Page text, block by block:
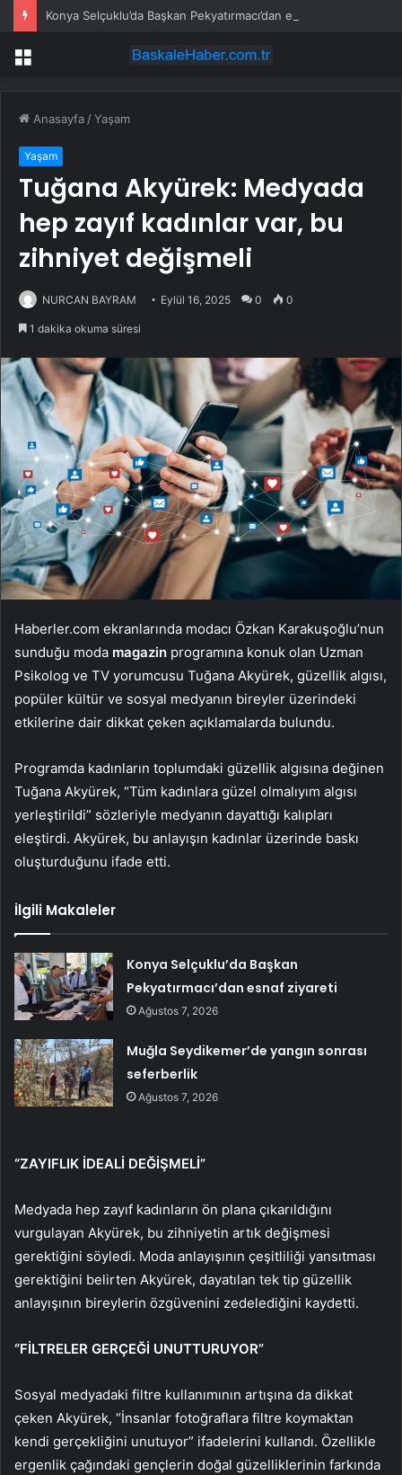
Konya Selçuklu’da Başkan Pekyatırmacı’dan esnaf ziyareti
Menü
Anasayfa /Yaşam
Yaşam
Tuğana Akyürek: Medyada
hep zayıf kadınlar var, bu
zihniyet değişmeli
NURCAN BAYRAM Eylül 16, 2025 0 0
1 dakika okuma süresi
Haberler.com ekranlarında modacı Özkan Karakuşoğlu’nun
sunduğu moda magazin programına konuk olan Uzman
Psikolog ve TV yorumcusu Tuğana Akyürek, güzellik algısı,
popüler kültür ve sosyal medyanın bireyler üzerindeki
etkilerine dair dikkat çeken açıklamalarda bulundu.
Programda kadınların toplumdaki güzellik algısına değinen
Tuğana Akyürek, “Tüm kadınlara güzel olmalıyım algısı
yerleştirildi” sözleriyle medyanın dayattığı kalıpları
eleştirdi. Akyürek, bu anlayışın kadınlar üzerinde baskı
oluşturduğunu ifade etti.
İlgili Makaleler
Konya Selçuklu’da Başkan
Pekyatırmacı’dan esnaf ziyareti
Ağustos 7, 2026
Muğla Seydikemer’de yangın sonrası
seferberlik
Ağustos 7, 2026
“ZAYIFLIK İDEALİ DEĞİŞMELİ”
Medyada hep zayıf kadınların ön plana çıkarıldığını
vurgulayan Akyürek, bu zihniyetin artık değişmesi
gerektiğini söyledi. Moda anlayışının çeşitliliği yansıtması
gerektiğini belirten Akyürek, dayatılan tek tip güzellik
anlayışının bireylerin özgüvenini zedelediğini kaydetti.
“FİLTRELER GERÇEĞİ UNUTTURUYOR”
Sosyal medyadaki filtre kullanımının artışına da dikkat
çeken Akyürek, “İnsanlar fotoğraflara filtre koymaktan
kendi gerçekliğini unutuyor” ifadelerini kullandı. Özellikle
ergenlik çağındaki gençlerin doğal güzelliklerinin farkında